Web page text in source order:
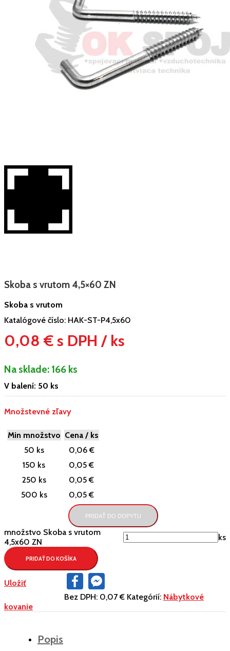
Skoba s vrutom 4,5×60 ZN
Skoba s vrutom
Katalógové číslo: HAK-ST-P4,5x60
0,08 € s DPH / ks
Na sklade: 166 ks
V balení: 50 ks
Množstevné zľavy
Min množstvo Cena / ks
50 ks
0,06 €
150 ks
0,05 €
250 ks
0,05 €
500 ks
0,05 €
PRIDAŤ DO DOPYTU
množstvo Skoba s vrutom
4,5x60 ZN
ks
PRIDAŤ DO KOŠÍKA
Uložiť
Facebook
Bez DPH: 0,07 € Kategórií: Nábytkové
kovanie
Popis